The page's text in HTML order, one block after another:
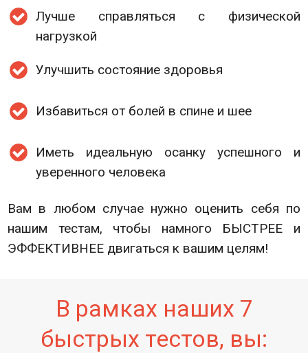
Лучше справляться с физической
нагрузкой
Улучшить состояние здоровья
Избавиться от болей в спине и шее
Иметь идеальную осанку успешного и
уверенного человека
Вам в любом случае нужно оценить себя по
нашим тестам, чтобы намного БЫСТРЕЕ и
ЭФФЕКТИВНЕЕ двигаться к вашим целям!
В рамках наших 7
быстрых тестов, вы: